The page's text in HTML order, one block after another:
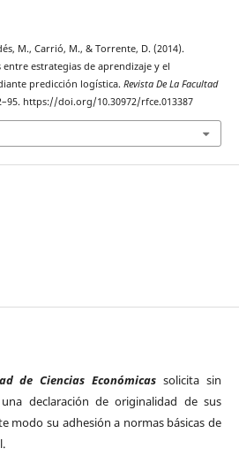
M., Carrió, M., & Torrente, D. (2014).
estrategias de aprendizaje y el
predicción logística. Revista De La Facultad
https://doi.org/10.30972/rfce.013387
de Ciencias Económicas solicita sin
declaración de originalidad de sus
modo su adhesión a normas básicas de